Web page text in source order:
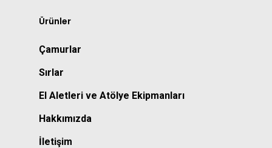
Ürünler
Çamurlar
Sırlar
El Aletleri ve Atölye Ekipmanları
Hakkımızda
İletişim